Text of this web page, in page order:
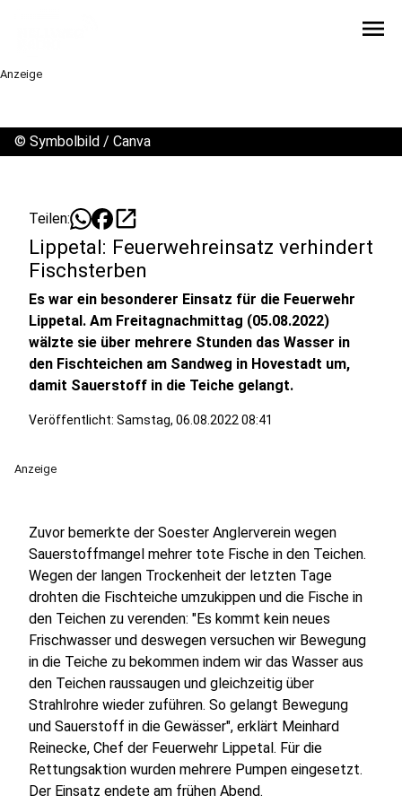
menu
Anzeige
© Symbolbild / Canva
Teilen: open_in_new
Lippetal: Feuerwehreinsatz verhindert
Fischsterben
Es war ein besonderer Einsatz für die Feuerwehr
Lippetal. Am Freitagnachmittag (05.08.2022)
wälzte sie über mehrere Stunden das Wasser in
den Fischteichen am Sandweg in Hovestadt um,
damit Sauerstoff in die Teiche gelangt.
Veröffentlicht: Samstag, 06.08.2022 08:41
Anzeige
Zuvor bemerkte der Soester Anglerverein wegen
Sauerstoffmangel mehrer tote Fische in den Teichen.
Wegen der langen Trockenheit der letzten Tage
drohten die Fischteiche umzukippen und die Fische in
den Teichen zu verenden: "Es kommt kein neues
Frischwasser und deswegen versuchen wir Bewegung
in die Teiche zu bekommen indem wir das Wasser aus
den Teichen raussaugen und gleichzeitig über
Strahlrohre wieder zuführen. So gelangt Bewegung
und Sauerstoff in die Gewässer", erklärt Meinhard
Reinecke, Chef der Feuerwehr Lippetal. Für die
Rettungsaktion wurden mehrere Pumpen eingesetzt.
Der Einsatz endete am frühen Abend.